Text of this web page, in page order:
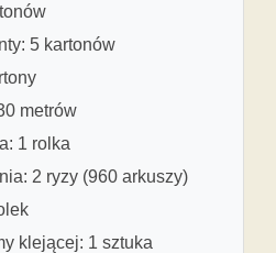
5 kartonów
metrów
1 rolka
2 ryzy (960 arkuszy)
klejącej: 1 sztuka